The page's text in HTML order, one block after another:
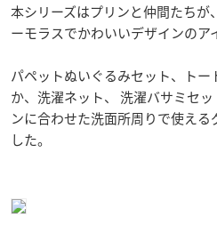
本シリーズはプリンと仲間たち
ーモラスでかわいいデザインのア
パペットぬいぐるみセット、ト
か、洗濯ネット、 洗濯バサミセ
ンに合わせた洗面所周りで使え
した。